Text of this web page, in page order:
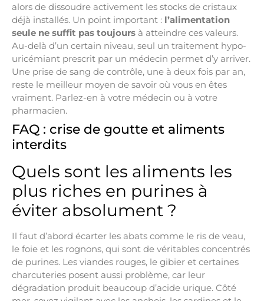
alors de dissoudre activement les stocks de cristaux
déjà installés. Un point important : l’alimentation
seule ne suffit pas toujours à atteindre ces valeurs.
Au-delà d’un certain niveau, seul un traitement hypo-
uricémiant prescrit par un médecin permet d’y arriver.
Une prise de sang de contrôle, une à deux fois par an,
reste le meilleur moyen de savoir où vous en êtes
vraiment. Parlez-en à votre médecin ou à votre
pharmacien.
FAQ : crise de goutte et aliments
interdits
Quels sont les aliments les
plus riches en purines à
éviter absolument ?
Il faut d’abord écarter les abats comme le ris de veau,
le foie et les rognons, qui sont de véritables concentrés
de purines. Les viandes rouges, le gibier et certaines
charcuteries posent aussi problème, car leur
dégradation produit beaucoup d’acide urique. Côté